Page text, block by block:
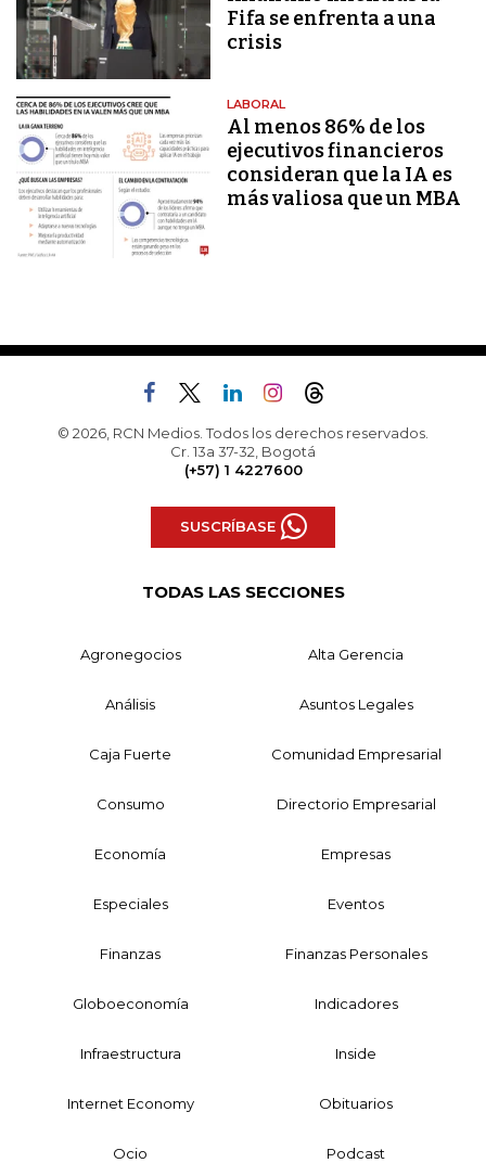
Fifa se enfrenta a una
crisis
LABORAL
Al menos 86% de los
ejecutivos financieros
consideran que la IA es
más valiosa que un MBA
© 2026, RCN Medios. Todos los derechos reservados.
Cr. 13a 37-32, Bogotá
(+57) 1 4227600
SUSCRÍBASE
TODAS LAS SECCIONES
Agronegocios Alta Gerencia
Análisis Asuntos Legales
Caja Fuerte Comunidad Empresarial
Consumo Directorio Empresarial
Economía Empresas
Especiales Eventos
Finanzas Finanzas Personales
Globoeconomía Indicadores
Infraestructura Inside
Internet Economy Obituarios
Ocio Podcast